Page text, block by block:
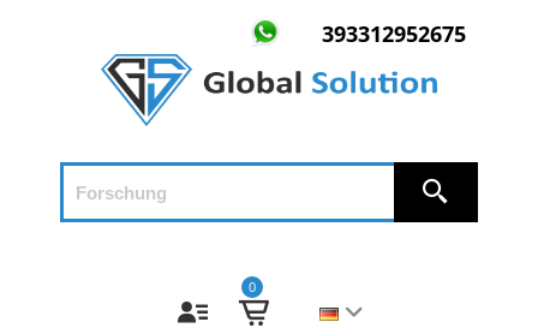
393312952675
0